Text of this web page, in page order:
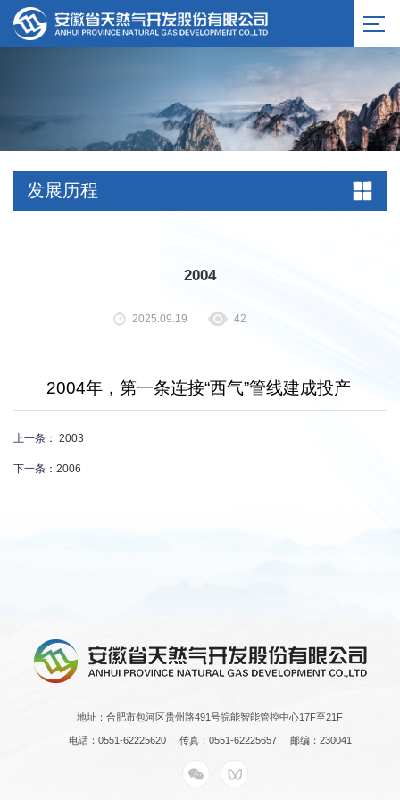
服务公告
发展历程
2004
2025.09.19 42
2004年，第一条连接“西气”管线建成投产
上一条： 2003
下一条： 2006
地址：合肥市包河区贵州路491号皖能智能管控中心17F至21F
电话：0551-62225620 传真：0551-62225657 邮编：230041